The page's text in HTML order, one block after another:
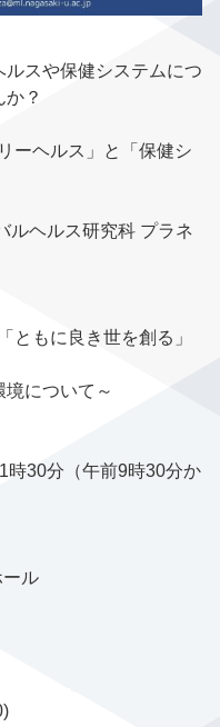
スや保健システムにつ
？
ーヘルス」と「保健シ
ルヘルス研究科 プラネ
ともに良き世を創る」
について～
30分（午前9時30分か
ル